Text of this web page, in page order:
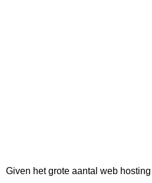
Given het grote aantal web